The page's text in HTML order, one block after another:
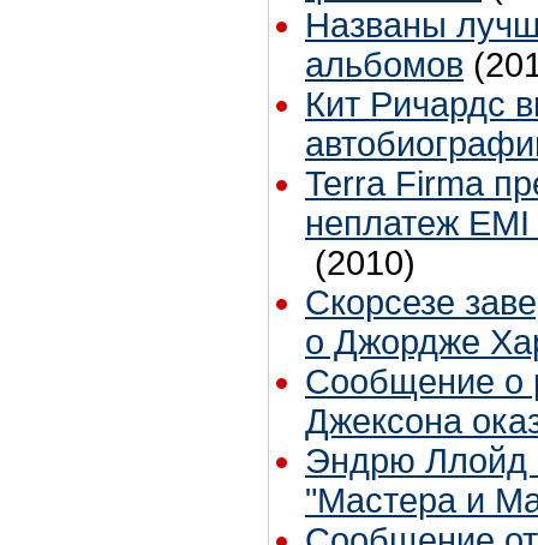
Названы
альбомов
Кит Ричардс
Terra Firma
неплатеж
(2010)
Скорсезе
о Джордже
Сообщение о
Джексона
Эндрю Ллойд
"Мастера и